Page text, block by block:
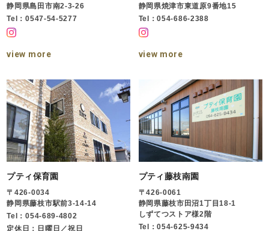
静岡県島田市南2-3-26
Tel：0547-54-5277
view more
静岡県焼津市東道原9番地15
Tel：054-686-2388
view more
プティ保育園
〒426-0034
静岡県藤枝市駅前3-14-14
Tel：054-689-4802
定休日：日曜日／祝日
プティ藤枝南園
〒426-0061
静岡県藤枝市田沼1丁目18-1
しずてつストア様2階
Tel：054-625-9434